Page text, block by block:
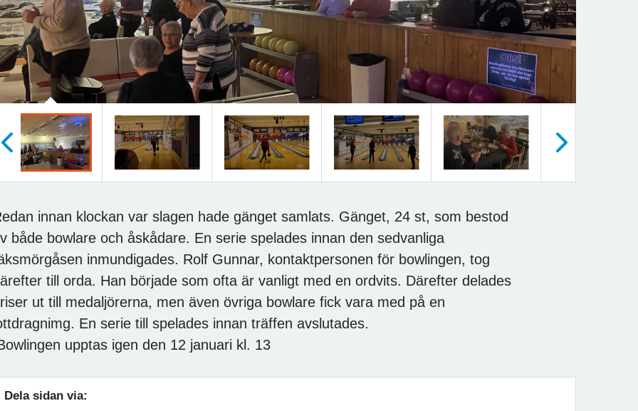
innan klockan var slagen hade gänget samlats. Gänget, 24 st, som bestod
både bowlare och åskådare. En serie spelades innan den sedvanliga
inmundigades. Rolf Gunnar, kontaktpersonen för bowlingen, tog
till orda. Han började som ofta är vanligt med en ordvits. Därefter delades
ut till medaljörerna, men även övriga bowlare fick vara med på en
En serie till spelades innan träffen avslutades.
upptas igen den 12 januari kl. 13
Dela sidan via: